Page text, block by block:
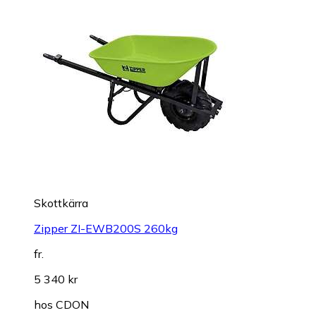
Skottkärra
Zipper ZI-EWB200S 260kg
fr.
5 340 kr
hos CDON